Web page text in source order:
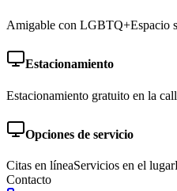
Amigable con LGBTQ+Espacio
Estacionamiento
Estacionamiento gratuito en la
Opciones de servicio
Citas en líneaServicios en el lugar
Contacto